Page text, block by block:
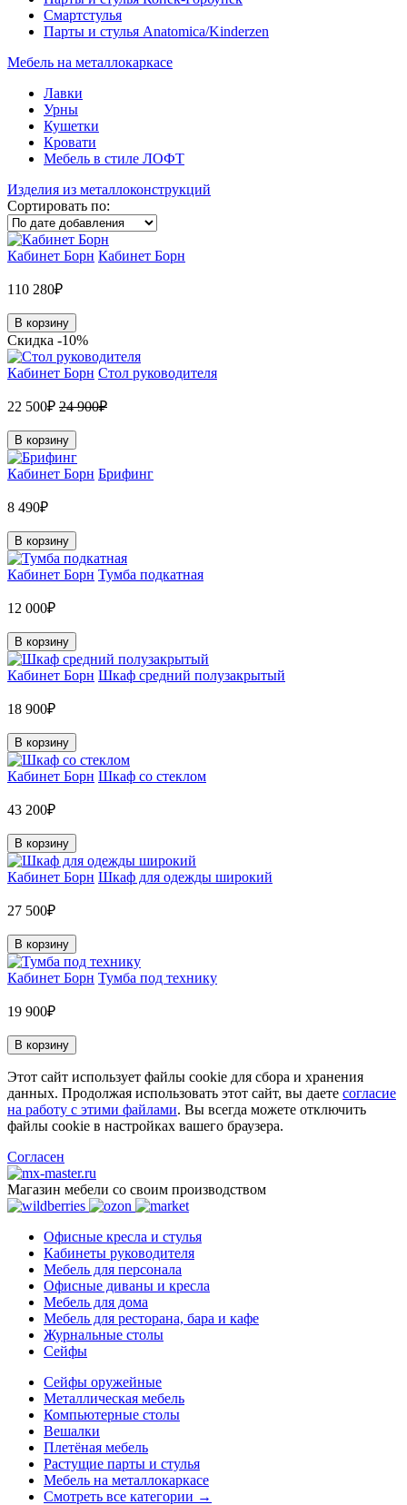
Смартстулья
Парты и стулья Anatomica/Kinderzen
Мебель на металлокаркасе
Лавки
Урны
Кушетки
Кровати
Мебель в стиле ЛОФТ
Изделия из металлоконструкций
Сортировать по:
Кабинет Борн Кабинет Борн
110 280₽
В корзину
Скидка -10%
Кабинет Борн Стол руководителя
22 500₽ 24 900₽
В корзину
Кабинет Борн Брифинг
8 490₽
В корзину
Кабинет Борн Тумба подкатная
12 000₽
В корзину
Кабинет Борн Шкаф средний полузакрытый
18 900₽
В корзину
Кабинет Борн Шкаф со стеклом
43 200₽
В корзину
Кабинет Борн Шкаф для одежды широкий
27 500₽
В корзину
Кабинет Борн Тумба под технику
19 900₽
В корзину
Этот сайт использует файлы cookie для сбора и хранения
данных. Продолжая использовать этот сайт, вы даете согласие
на работу с этими файлами. Вы всегда можете отключить
файлы cookie в настройках вашего браузера.
Согласен
Магазин мебели со своим производством
Офисные кресла и стулья
Кабинеты руководителя
Мебель для персонала
Офисные диваны и кресла
Мебель для дома
Мебель для ресторана, бара и кафе
Журнальные столы
Сейфы
Сейфы оружейные
Металлическая мебель
Компьютерные столы
Вешалки
Плетёная мебель
Растущие парты и стулья
Мебель на металлокаркасе
Смотреть все категории →